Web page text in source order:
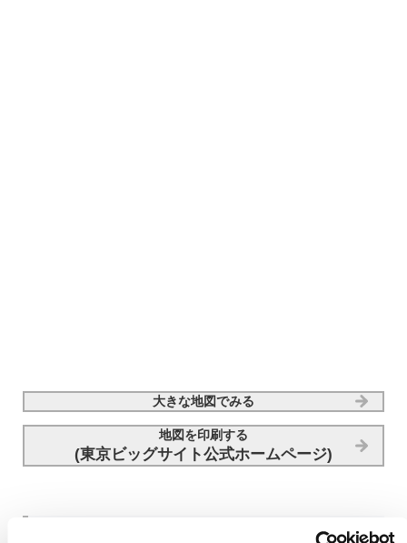
大きな地図でみる
地図を印刷する
(東京ビッグサイト公式ホームページ)